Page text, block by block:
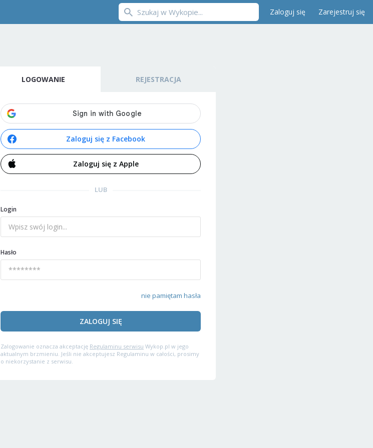
Zaloguj się Zarejestruj się
LOGOWANIE REJESTRACJA
Zaloguj się z Facebook
Zaloguj się z Apple
LUB
Login
Hasło
nie pamiętam hasła
ZALOGUJ SIĘ
Zalogowanie oznacza akceptację Regulaminu serwisu Wykop.pl w jego
aktualnym brzmieniu. Jeśli nie akceptujesz Regulaminu w całości, prosimy
o niekorzystanie z serwisu.